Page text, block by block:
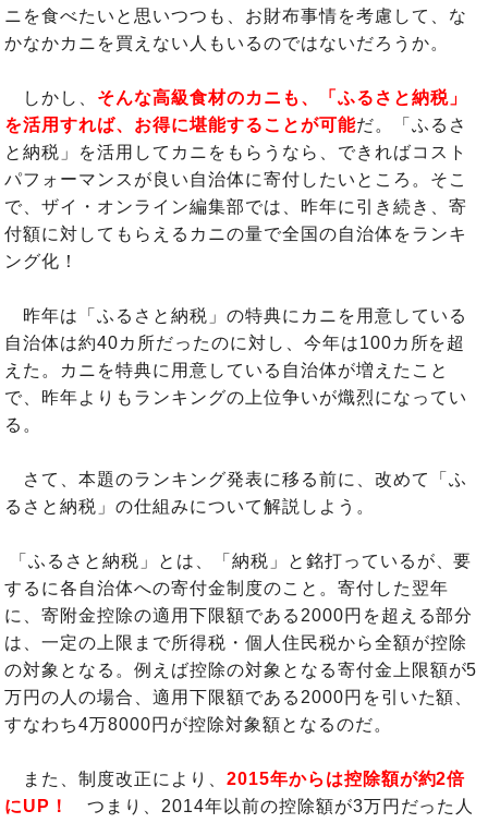
ニを食べたいと思いつつも、お財布事情を考慮して、な
かなかカニを買えない人もいるのではないだろうか。
しかし、 そんな高級食材のカニも、「ふるさと納税」
を活用すれば、お得に堪能することが可能だ。「ふるさ
と納税」を活用してカニをもらうなら、できればコスト
パフォーマンスが良い自治体に寄付したいところ。そこ
で、ザイ・オンライン編集部では、昨年に引き続き、寄
付額に対してもらえるカニの量で全国の自治体をランキ
ング化！
昨年は「ふるさと納税」の特典にカニを用意している
自治体は約40カ所だったのに対し、今年は100カ所を超
えた。カニを特典に用意している自治体が増えたこと
で、昨年よりもランキングの上位争いが熾烈になってい
る。
さて、本題のランキング発表に移る前に、改めて「ふ
るさと納税」の仕組みについて解説しよう。
「ふるさと納税」とは、「納税」と銘打っているが、要
するに各自治体への寄付金制度のこと。寄付した翌年
に、寄附金控除の適用下限額である2000円を超える部分
は、一定の上限まで所得税・個人住民税から全額が控除
の対象となる。例えば控除の対象となる寄付金上限額が5
万円の人の場合、適用下限額である2000円を引いた額、
すなわち4万8000円が控除対象額となるのだ。
また、制度改正により、 2015年からは控除額が約2倍
にUP！
つまり、2014年以前の控除額が3万円だった人